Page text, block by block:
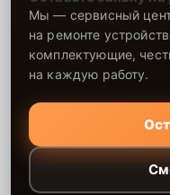
Мы — сервисный
на ремонте
комплектующие,
на каждую работу.